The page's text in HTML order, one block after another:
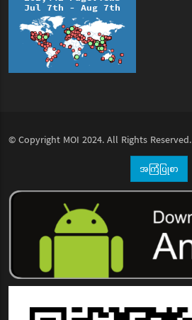
© Copyright MOI 2024. All Rights Reserved.
အကြံပြုစာ